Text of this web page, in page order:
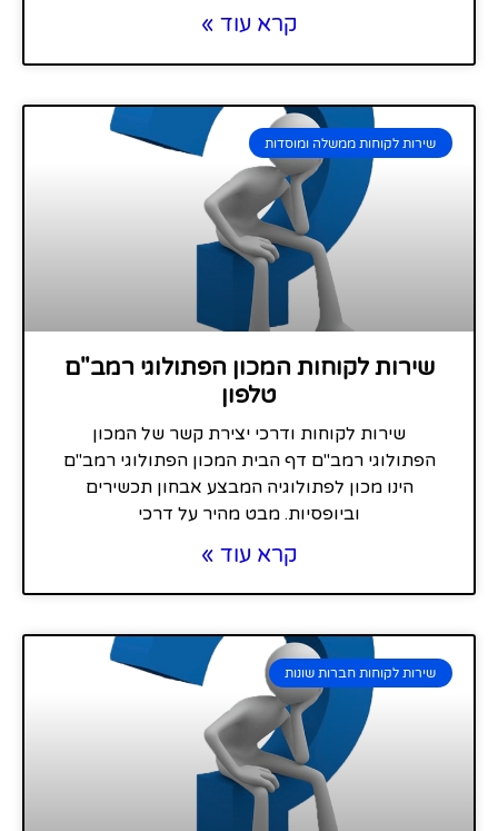
קרא עוד »
שירות לקוחות ממשלה ומוסדות
שירות לקוחות המכון הפתולוגי רמב"ם
טלפון
שירות לקוחות ודרכי יצירת קשר של המכון
הפתולוגי רמב"ם דף הבית המכון הפתולוגי רמב"ם
הינו מכון לפתולוגיה המבצע אבחון תכשירים
וביופסיות. מבט מהיר על דרכי
קרא עוד »
שירות לקוחות חברות שונות